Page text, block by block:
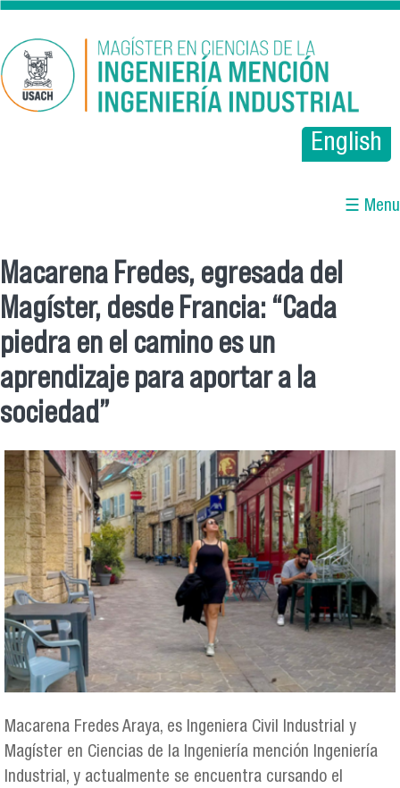
Pasar al contenido principal
English
☰ Menu
Se encuentra usted aquí
Macarena Fredes, egresada del
Magíster, desde Francia: “Cada
piedra en el camino es un
aprendizaje para aportar a la
sociedad”
Macarena Fredes Araya, es Ingeniera Civil Industrial y
Magíster en Ciencias de la Ingeniería mención Ingeniería
Industrial, y actualmente se encuentra cursando el